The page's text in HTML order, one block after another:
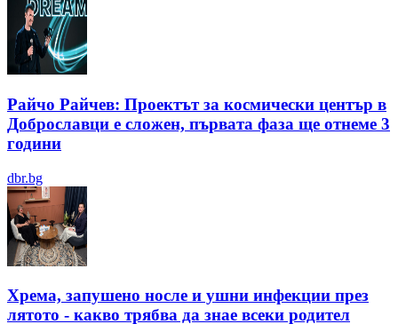
Райчо Райчев: Проектът за космически център в
Доброславци е сложен, първата фаза ще отнеме 3
години
dbr.bg
Хрема, запушено носле и ушни инфекции през
лятотo - какво трябва да знае всеки родител